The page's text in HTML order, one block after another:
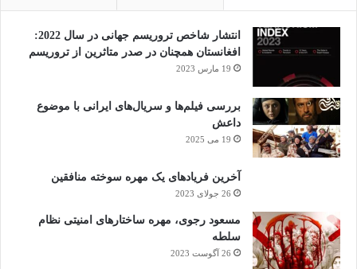
انتشار شاخص تروریسم جهانی در سال 2022:
افغانستان همچنان در صدر متاثرین از تروریسم
19 مارس 2023
بررسی فیلم‌ها و سریال‌های ایرانی با موضوع
داعش
19 می 2025
آخرین فریادهای یک مهره سوخته منافقین
26 جولای 2023
مسعود رجوی، مهره ساختارهای امنیتی نظام
سلطه
26 آگوست 2023